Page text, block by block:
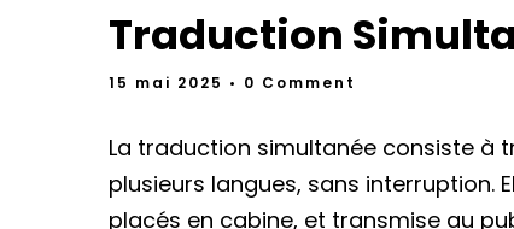
Traduction
15 mai 2025 • 0 Comment
La traduction simultanée consiste à
plusieurs langues, sans interruption.
placés en cabine, et transmise au